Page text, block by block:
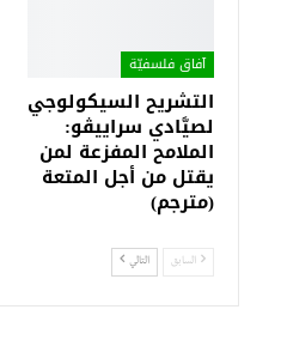
آفاق فلسفيّة‎
التشريح السيكولوجي
لصيَّادي سراييڤو:
الملامح المفزعة لمن
يقتل من أجل المتعة
(مترجم)
السابق التالي